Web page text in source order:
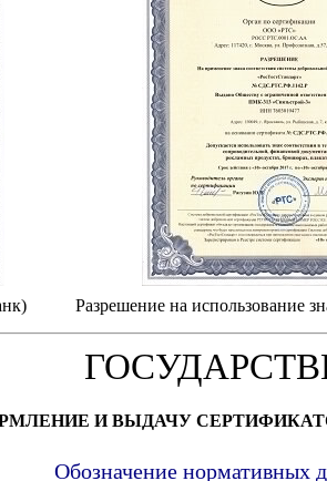
Разрешение на использование
И ВЫДАЧУ
Обозначение нормативных